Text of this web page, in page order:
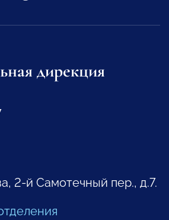
дирекция
2-й Самотечный пер., д.7.